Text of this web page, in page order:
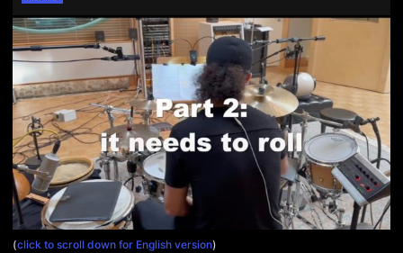
(click to scroll down for English version)